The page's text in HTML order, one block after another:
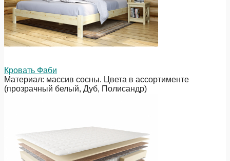
Кровать Фаби
Материал: массив сосны. Цвета в ассортименте
(прозрачный белый, Дуб, Полисандр)